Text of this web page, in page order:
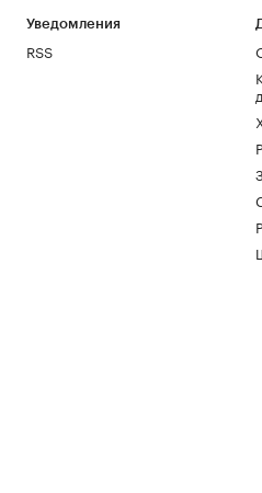
Уведомления
RSS